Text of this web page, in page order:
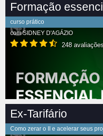
Formação
curso prático
comSIDNEY D'AGÁZIO
248 avaliações
Ex-Tarifário
Como zerar o II e acelerar seus